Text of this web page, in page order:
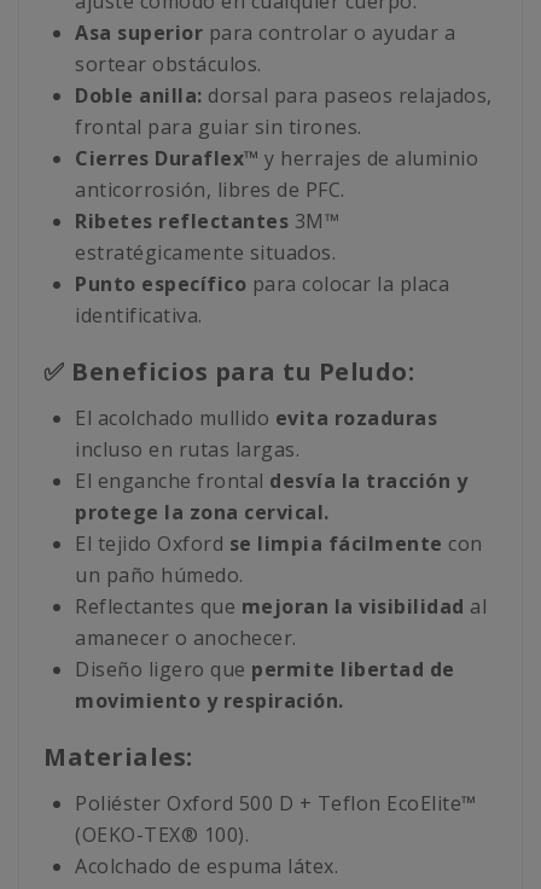
Asa superior para controlar o ayudar a
sortear obstáculos.
Doble anilla: dorsal para paseos relajados,
frontal para guiar sin tirones.
Cierres Duraflex™ y herrajes de aluminio
anticorrosión, libres de PFC.
Ribetes reflectantes 3M™
estratégicamente situados.
Punto específico para colocar la placa
identificativa.
✅ Beneficios para tu Peludo:
El acolchado mullido evita rozaduras
incluso en rutas largas.
El enganche frontal desvía la tracción y
protege la zona cervical.
El tejido Oxford se limpia fácilmente con
un paño húmedo.
Reflectantes que mejoran la visibilidad al
amanecer o anochecer.
Diseño ligero que permite libertad de
movimiento y respiración.
Materiales:
Poliéster Oxford 500 D + Teflon EcoElite™
(OEKO-TEX® 100).
Acolchado de espuma látex.